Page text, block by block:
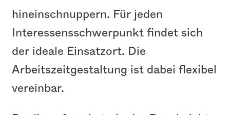
hineinschnuppern. Für jeden
Interessensschwerpunkt findet sich
der ideale Einsatzort. Die
Arbeitszeitgestaltung ist dabei flexibel
vereinbar.